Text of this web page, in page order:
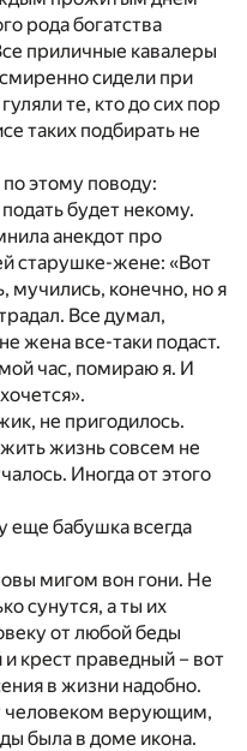
рода богатства
приличные кавалеры
сидели при
те, кто до сих пор
таких подбирать не
этому поводу:
будет некому.
анекдот про
старушке-жене: «Вот
конечно, но я
Все думал,
жена все-таки подаст.
час, помираю я. И
не пригодилось.
жизнь совсем не
Иногда от этого
еще бабушка всегда
мигом вон гони. Не
сунутся, а ты их
от любой беды
крест праведный – вот
в жизни надобно.
человеком верующим,
была в доме икона.